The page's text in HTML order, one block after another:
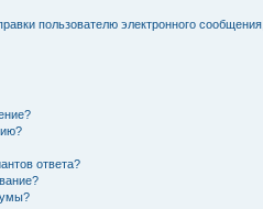
пользователю электронного
ответа?